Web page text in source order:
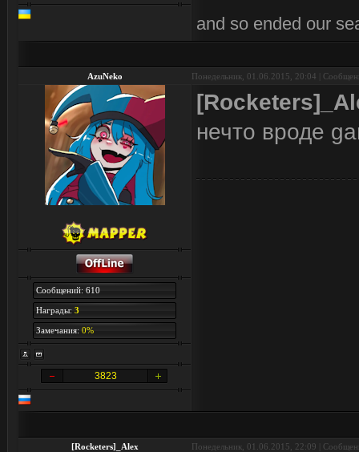
and so ended our
AzuNeko Понедельник, 01.06.2015, 20:04 |
Сообщений: 610
Награды: 3
Замечания: 0%
3823
нечто вроде
[Rocketers]_Alex Понедельник, 01.06.2015, 22:09 |